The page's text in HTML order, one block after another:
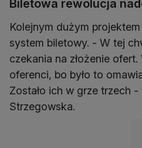
Biletowa rewolucja
Kolejnym dużym
system biletowy. - W tej
czekania na złożenie
oferenci, bo było to
Zostało ich w grze trzech -
Strzegowska.